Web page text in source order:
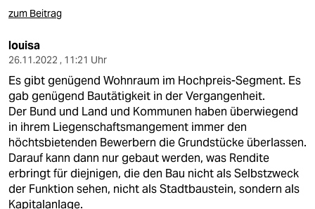
zum Beitrag
louisa
26.11.2022 , 11:21 Uhr
Es gibt genügend Wohnraum im Hochpreis-Segment. Es
gab genügend Bautätigkeit in der Vergangenheit.
Der Bund und Land und Kommunen haben überwiegend
in ihrem Liegenschaftsmangement immer den
höchtsbietenden Bewerbern die Grundstücke überlassen.
Darauf kann dann nur gebaut werden, was Rendite
erbringt für diejnigen, die den Bau nicht als Selbstzweck
der Funktion sehen, nicht als Stadtbaustein, sondern als
Kapitalanlage.